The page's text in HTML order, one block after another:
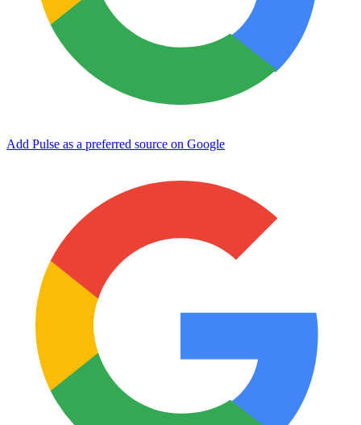
Add Pulse as a preferred source on Google